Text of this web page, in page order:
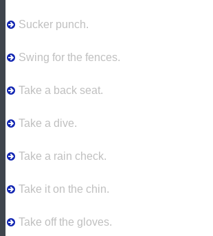
Sucker punch.
Swing for the fences.
Take a back seat.
Take a dive.
Take a rain check.
Take it on the chin.
Take off the gloves.